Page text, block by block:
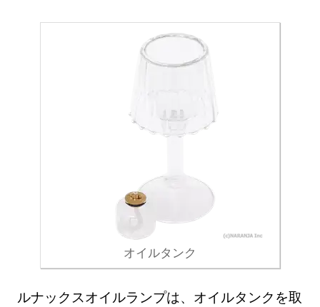
オイルタンク
ルナックスオイルランプは、オイルタンクを取